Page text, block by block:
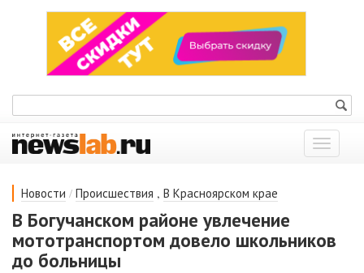
Показать
меню
Новости / Происшествия , В Красноярском крае
В Богучанском районе увлечение
мототранспортом довело школьников
до больницы